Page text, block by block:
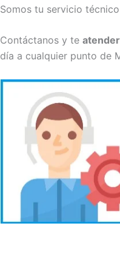
Somos tu servicio
Contáctanos y te
día a cualquier punto de